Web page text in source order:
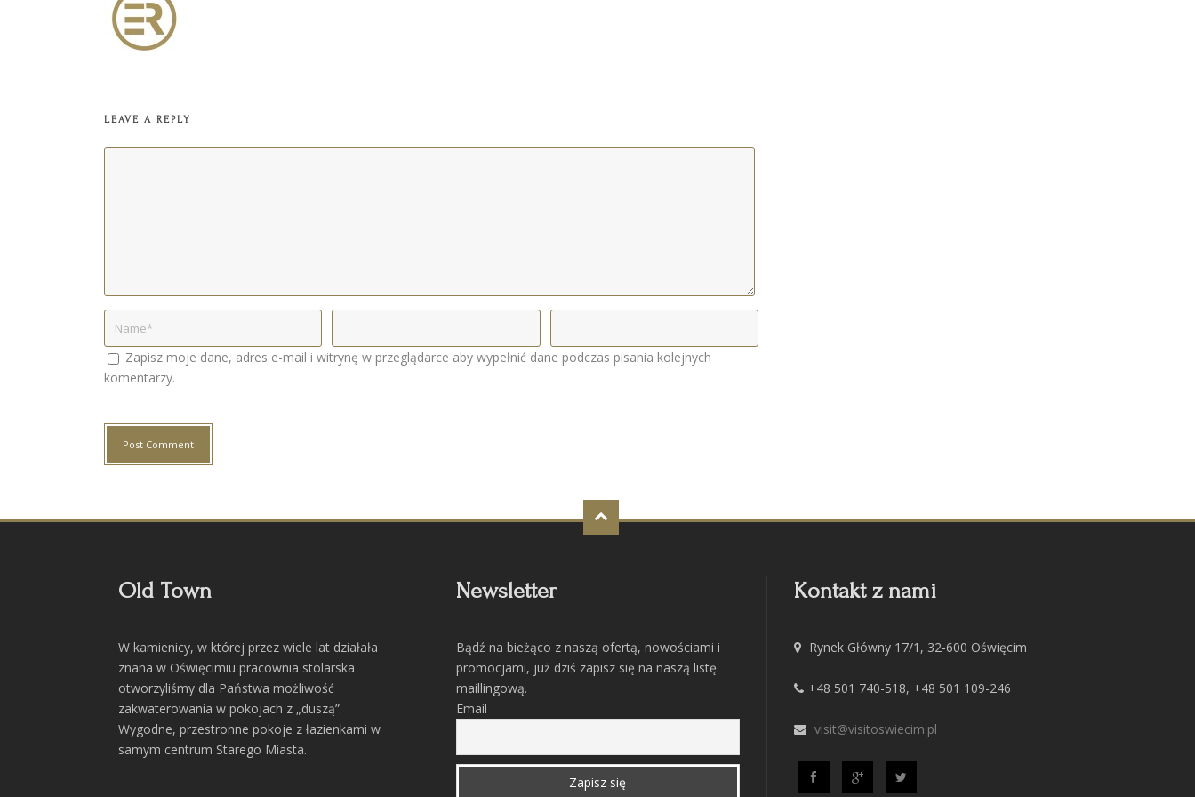
LEAVE A REPLY
Zapisz moje dane, adres e-mail i witrynę w przeglądarce aby wypełnić dane podczas pisania kolejnych
komentarzy.
Old Town
W kamienicy, w której przez wiele lat działała
znana w Oświęcimiu pracownia stolarska
otworzyliśmy dla Państwa możliwość
zakwaterowania w pokojach z „duszą”.
Wygodne, przestronne pokoje z łazienkami w
samym centrum Starego Miasta.
Newsletter
Bądź na bieżąco z naszą ofertą, nowościami i
promocjami, już dziś zapisz się na naszą listę
maillingową.
Email
Kontakt z nami
Rynek Główny 17/1, 32-600 Oświęcim
+48 501 740-518, +48 501 109-246
visit@visitoswiecim.pl